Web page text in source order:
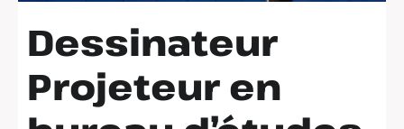
Dessinateur
Projeteur en